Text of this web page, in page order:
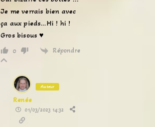
Je me verrais bien avec
ça aux pieds…Hi ! hi !
Gros bisous ♥
0 Répondre
Auteur
Renée
01/03/2023 14:32